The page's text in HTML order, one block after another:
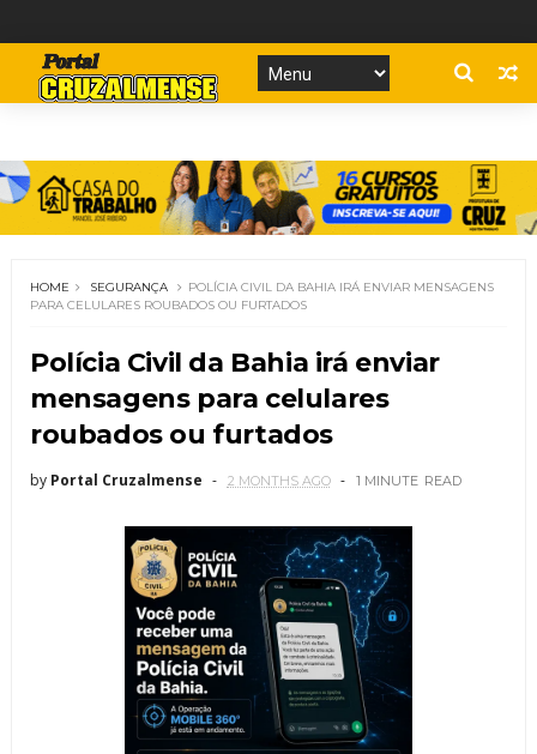
HOME SEGURANÇA
POLÍCIA CIVIL DA BAHIA IRÁ ENVIAR MENSAGENS
PARA CELULARES ROUBADOS OU FURTADOS
Polícia Civil da Bahia irá enviar
mensagens para celulares
roubados ou furtados
by Portal Cruzalmense 2 MONTHS AGO 1 MINUTE READ